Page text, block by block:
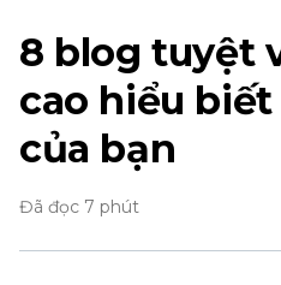
8 blog tuyệt
cao hiểu
của bạn
Đã đọc 7 phút